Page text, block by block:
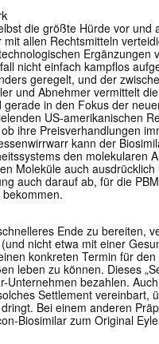
die größte Hürde vor und
allen Rechtsmitteln
Ergänzungen
nicht einfach kampflos
geregelt, und der
und Abnehmer vermittelt
in den Fokus der
US-amerikanischen
ihre Preisverhandlungen
kann der
den molekularen
Moleküle auch
auch darauf ab, für die
Ende zu bereiten,
nicht etwa mit einer
konkreten Termin für
leben zu können. Dieses
Unternehmen bezahlen.
Settlement vereinbart,
Bei einem anderen
Biosimilar zum Original